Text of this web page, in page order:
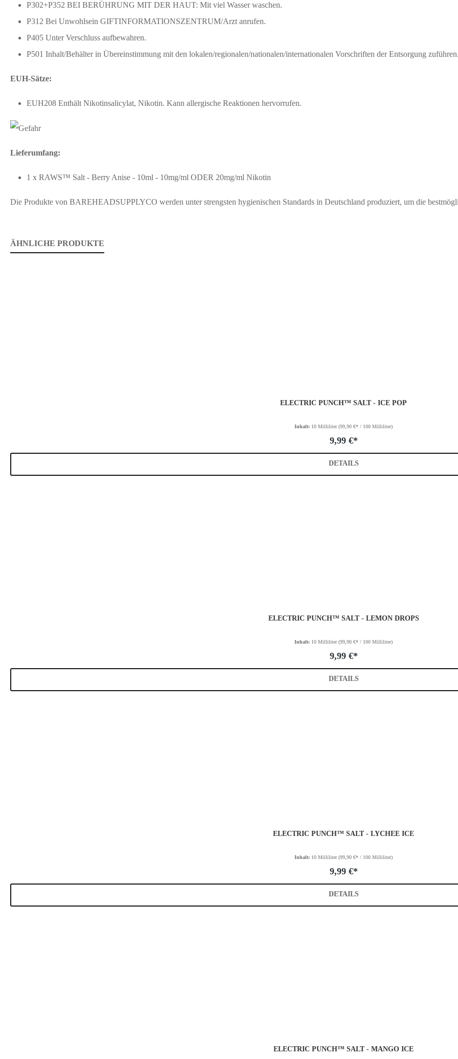
P302+P352 BEI BERÜHRUNG MIT DER HAUT: Mit viel Wasser waschen.
P312 Bei Unwohlsein GIFTINFORMATIONSZENTRUM/Arzt anrufen.
P405 Unter Verschluss aufbewahren.
P501 Inhalt/Behälter in Übereinstimmung mit den lokalen/regionalen/nationalen/internationalen Vorschriften der Entsorgung zuführen.
EUH-Sätze:
EUH208 Enthält Nikotinsalicylat, Nikotin. Kann allergische Reaktionen hervorrufen.
Lieferumfang:
1 x RAWS™ Salt - Berry Anise - 10ml - 10mg/ml ODER 20mg/ml Nikotin
Die Produkte von BAREHEADSUPPLYCO werden unter strengsten hygienischen Standards in Deutschland produziert, um die
ÄHNLICHE PRODUKTE
ELECTRIC PUNCH™ SALT - ICE POP
Inhalt: 10 Milliliter(99,90 €* / 100 Milliliter)
9,99 €*
DETAILS
ELECTRIC PUNCH™ SALT - LEMON DROPS
Inhalt: 10 Milliliter(99,90 €* / 100 Milliliter)
9,99 €*
DETAILS
ELECTRIC PUNCH™ SALT - LYCHEE ICE
Inhalt: 10 Milliliter(99,90 €* / 100 Milliliter)
9,99 €*
DETAILS
ELECTRIC PUNCH™ SALT - MANGO ICE